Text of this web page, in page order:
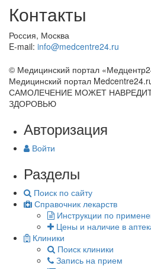
Контакты
Россия, Москва
E-mail: info@medcentre24.ru
© Медицинский портал
Медицинский портал
САМОЛЕЧЕНИЕ МОЖЕТ
ЗДОРОВЬЮ
Авторизация
Войти
Разделы
Поиск по сайту
Справочник лекарств
Инструкции по
Цены и наличие в
Клиники
Поиск клиники
Запись на прием